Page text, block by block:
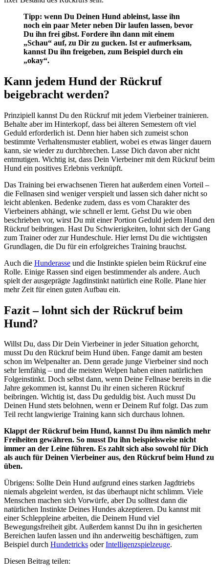
Tipp: wenn Du Deinen Hund ableinst, lasse ihn
noch ein paar Meter neben Dir laufen lassen, bevor
Du ihn frei gibst. Fordere ihn dann mit einem
„Schau“ auf, zu Dir zu gucken. Ist er aufmerksam,
kannst Du ihn freigeben, zum Beispiel durch ein
„okay“.
Kann jedem Hund der Rückruf
beigebracht werden?
Prinzipiell kannst Du den Rückruf mit jedem Vierbeiner trainieren.
Behalte aber im Hinterkopf, dass bei älteren Semestern oft viel
Geduld erforderlich ist. Denn hier haben sich zumeist schon
bestimmte Verhaltensmuster etabliert, wobei es etwas länger dauern
kann, sie wieder zu durchbrechen. Lasse Dich davon aber nicht
entmutigen. Wichtig ist, dass Dein Vierbeiner mit dem Rückruf beim
Hund ein positives Erlebnis verknüpft.
Das Training bei erwachsenen Tieren hat außerdem einen Vorteil –
die Fellnasen sind weniger verspielt und lassen sich daher nicht so
leicht ablenken. Bedenke zudem, dass es vom Charakter des
Vierbeiners abhängt, wie schnell er lernt. Gehst Du wie oben
beschrieben vor, wirst Du mit einer Portion Geduld jedem Hund den
Rückruf beibringen. Hast Du Schwierigkeiten, lohnt sich der Gang
zum Trainer oder zur Hundeschule. Hier lernst Du die wichtigsten
Grundlagen, die Du für ein erfolgreiches Training brauchst.
Auch die Hunderasse und die Instinkte spielen beim Rückruf eine
Rolle. Einige Rassen sind eigen bestimmender als andere. Auch
spielt der ausgeprägte Jagdinstinkt natürlich eine Rolle. Plane hier
mehr Zeit für einen guten Aufbau ein.
Fazit – lohnt sich der Rückruf beim
Hund?
Willst Du, dass Dir Dein Vierbeiner in jeder Situation gehorcht,
musst Du den Rückruf beim Hund üben. Fange damit am besten
schon im Welpenalter an. Denn gerade junge Vierbeiner sind noch
sehr lernfähig – und die meisten Welpen haben einen natürlichen
Folgeinstinkt. Doch selbst dann, wenn Deine Fellnase bereits in die
Jahre gekommen ist, kannst Du ihr einen sicheren Rückruf
beibringen. Wichtig ist, dass Du geduldig bist. Auch musst Du
Deinen Hund stets belohnen, wenn er Deinem Ruf folgt. Das zum
Teil recht langwierige Training kann sich durchaus lohnen.
Klappt der Rückruf beim Hund, kannst Du ihm nämlich mehr
Freiheiten gewähren. So musst Du ihn beispielsweise nicht
immer an der Leine führen. Es zahlt sich also sowohl für Dich
als auch für Deinen Vierbeiner aus, den Rückruf beim Hund zu
üben.
Übrigens: Sollte Dein Hund aufgrund eines starken Jagdtriebs
niemals abgeleint werden, ist das überhaupt nicht schlimm. Viele
Menschen machen sich Vorwürfe, aber Du solltest dann die
natürlichen Instinkte Deines Hundes akzeptieren. Du kannst mit
einer Schleppleine arbeiten, die Deinem Hund viel
Bewegungsfreiheit gibt. Außerdem kannst Du ihn in gesicherten
Bereichen laufen lassen und ihn anderweitig beschäftigen, zum
Beispiel durch Hundetricks oderIntelligenzspielzeuge.
Diesen Beitrag teilen: